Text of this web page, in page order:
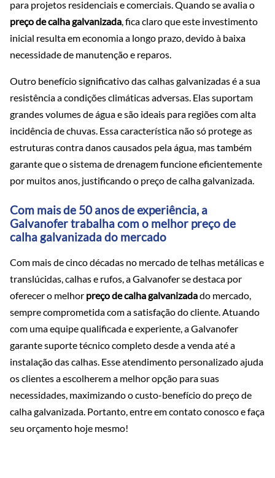
para projetos residenciais e comerciais. Quando se avalia o
preço de calha galvanizada, fica claro que este investimento
inicial resulta em economia a longo prazo, devido à baixa
necessidade de manutenção e reparos.
Outro benefício significativo das calhas galvanizadas é a sua
resistência a condições climáticas adversas. Elas suportam
grandes volumes de água e são ideais para regiões com alta
incidência de chuvas. Essa característica não só protege as
estruturas contra danos causados pela água, mas também
garante que o sistema de drenagem funcione eficientemente
por muitos anos, justificando o preço de calha galvanizada.
Com mais de 50 anos de experiência, a
Galvanofer trabalha com o melhor preço de
calha galvanizada do mercado
Com mais de cinco décadas no mercado de telhas metálicas e
translúcidas, calhas e rufos, a Galvanofer se destaca por
oferecer o melhor preço de calha galvanizadado mercado,
sempre comprometida com a satisfação do cliente. Atuando
com uma equipe qualificada e experiente, a Galvanofer
garante suporte técnico completo desde a venda até a
instalação das calhas. Esse atendimento personalizado ajuda
os clientes a escolherem a melhor opção para suas
necessidades, maximizando o custo-benefício do preço de
calha galvanizada. Portanto, entre em contato conosco e faça
seu orçamento hoje mesmo!